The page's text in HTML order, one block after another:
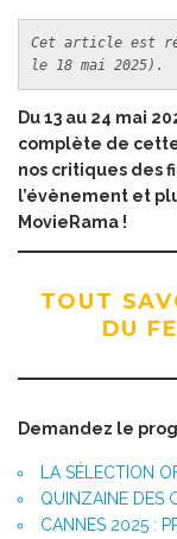
Cet article est
le 18 mai 2025).
Du 13 au 24 mai
complète de
nos critiques des
l’évènement et
MovieRama !
TOUT
DU
Demandez le
LA SÉLECTION
QUINZAINE DES
CANNES 2025 :